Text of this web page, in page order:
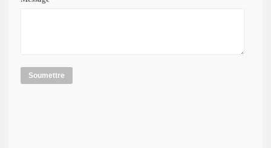
Soumettre